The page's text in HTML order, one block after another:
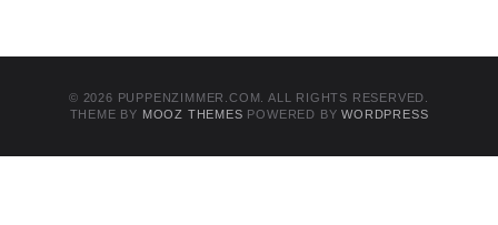
© 2026 PUPPENZIMMER.COM. ALL RIGHTS RESERVED.
THEME BY MOOZ THEMES POWERED BYWORDPRESS